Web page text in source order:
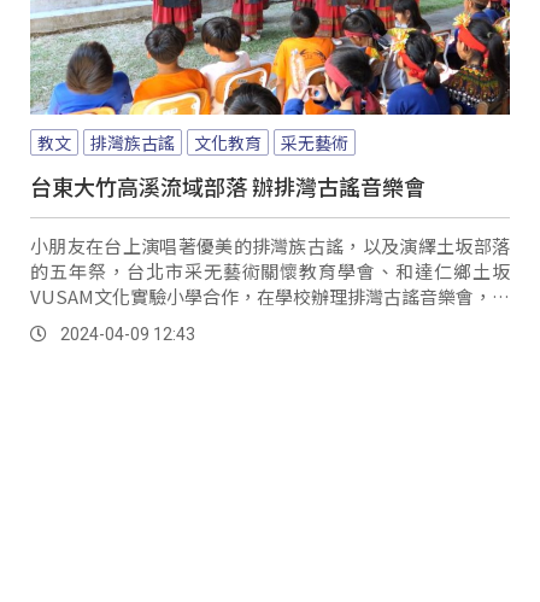
教文 排灣族古謠 文化教育 采无藝術
台東大竹高溪流域部落 辦排灣古謠音樂會
小朋友在台上演唱著優美的排灣族古謠，以及演繹土坂部落
的五年祭，台北市采无藝術關懷教育學會、和達仁鄉土坂
VUSAM文化實驗小學合作，在學校辦理排灣古謠音樂會，也
展現學校文化教育成果。
2024-04-09 12:43